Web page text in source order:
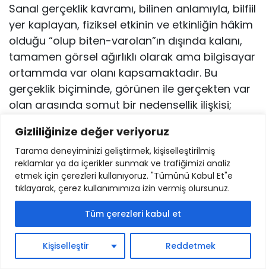
Gizliliğinize değer veriyoruz
Tarama deneyiminizi geliştirmek, kişiselleştirilmiş
reklamlar ya da içerikler sunmak ve trafiğimizi analiz
etmek için çerezleri kullanıyoruz. "Tümünü Kabul Et"e
tıklayarak, çerez kullanımımıza izin vermiş olursunuz.
Kişiselleştir Reddetmek
Tüm çerezleri kabul et
Sanal gerçeklik kavramı, bilinen anlamıyla, bilfiil
yer kaplayan, fiziksel etkinin ve etkinliğin hâkim
olduğu “olup biten-varolan”ın dışında kalanı,
tamamen görsel ağırlıklı olarak ama bilgisayar
ortammda var olanı kapsa­maktadır. Bu
gerçeklik biçiminde, görünen ile gerçekten var
olan arasında somut bir nedensellik ilişkisi;
biçimde devamı olması şeklinde bir ilişki yoktur.
Sanal gerçek olarak kar­şımda duranın,
algılarıma kendini verenin, geriye doğru
gidildiğinde, onu taşıyan fiziksellikle somut
olarak bağlantılı olması ve bu taşıyıcıya bitişik
olması söz konusu değildir. Bunun en güzel
örneği hologram’dır. O, somut varolandan
apayrı bir mevcudiyettir, yapaydır, doğal